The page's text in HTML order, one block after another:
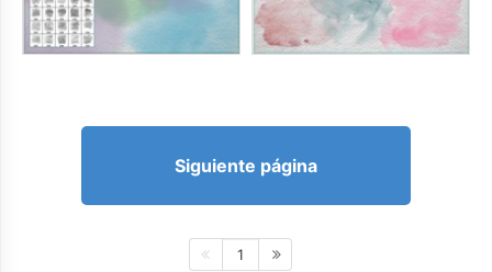
Siguiente página
1